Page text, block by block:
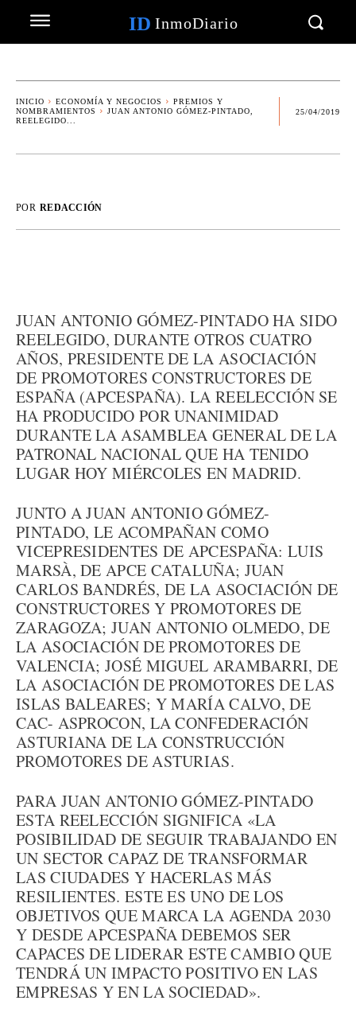
ID InmoDiario
INICIO ECONOMÍA Y NEGOCIOS
PREMIOS Y
NOMBRAMIENTOS
JUAN ANTONIO GÓMEZ-PINTADO,
REELEGIDO...
25/04/2019
POR REDACCIÓN
JUAN ANTONIO GÓMEZ-PINTADO HA SIDO
REELEGIDO, DURANTE OTROS CUATRO
AÑOS, PRESIDENTE DE LA ASOCIACIÓN
DE PROMOTORES CONSTRUCTORES DE
ESPAÑA (APCESPAÑA). LA REELECCIÓN SE
HA PRODUCIDO POR UNANIMIDAD
DURANTE LA ASAMBLEA GENERAL DE LA
PATRONAL NACIONAL QUE HA TENIDO
LUGAR HOY MIÉRCOLES EN MADRID.
JUNTO A JUAN ANTONIO GÓMEZ-
PINTADO, LE ACOMPAÑAN COMO
VICEPRESIDENTES DE APCESPAÑA: LUIS
MARSÀ, DE APCE CATALUÑA; JUAN
CARLOS BANDRÉS, DE LA ASOCIACIÓN DE
CONSTRUCTORES Y PROMOTORES DE
ZARAGOZA; JUAN ANTONIO OLMEDO, DE
LA ASOCIACIÓN DE PROMOTORES DE
VALENCIA; JOSÉ MIGUEL ARAMBARRI, DE
LA ASOCIACIÓN DE PROMOTORES DE LAS
ISLAS BALEARES; Y MARÍA CALVO, DE
CAC- ASPROCON, LA CONFEDERACIÓN
ASTURIANA DE LA CONSTRUCCIÓN
PROMOTORES DE ASTURIAS.
PARA JUAN ANTONIO GÓMEZ-PINTADO
ESTA REELECCIÓN SIGNIFICA «LA
POSIBILIDAD DE SEGUIR TRABAJANDO EN
UN SECTOR CAPAZ DE TRANSFORMAR
LAS CIUDADES Y HACERLAS MÁS
RESILIENTES. ESTE ES UNO DE LOS
OBJETIVOS QUE MARCA LA AGENDA 2030
Y DESDE APCESPAÑA DEBEMOS SER
CAPACES DE LIDERAR ESTE CAMBIO QUE
TENDRÁ UN IMPACTO POSITIVO EN LAS
EMPRESAS Y EN LA SOCIEDAD».